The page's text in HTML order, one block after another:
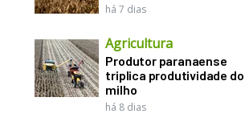
há 7 dias
Agricultura
Produtor paranaense
triplica produtividade do
milho
há 8 dias